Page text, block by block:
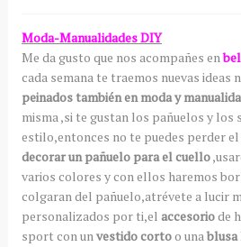
Moda-Manualidades DIY
Me da gusto que nos acompañes en
cada semana te traemos nuevas ideas
peinados también en moda y
misma ,si te gustan los pañuelos y los
estilo,entonces no te puedes perder el
decorar un pañuelo para el cuello
varios colores y con ellos haremos
colgaran del pañuelo,atrévete a lucir
personalizados por ti,el accesoriode
sport con unvestido cortoo unablusa